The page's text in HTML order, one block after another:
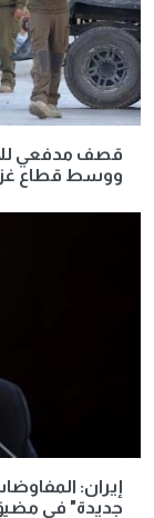
قصف مدفعي
ووسط قطاع
إيران:
جديدة" في مضيق